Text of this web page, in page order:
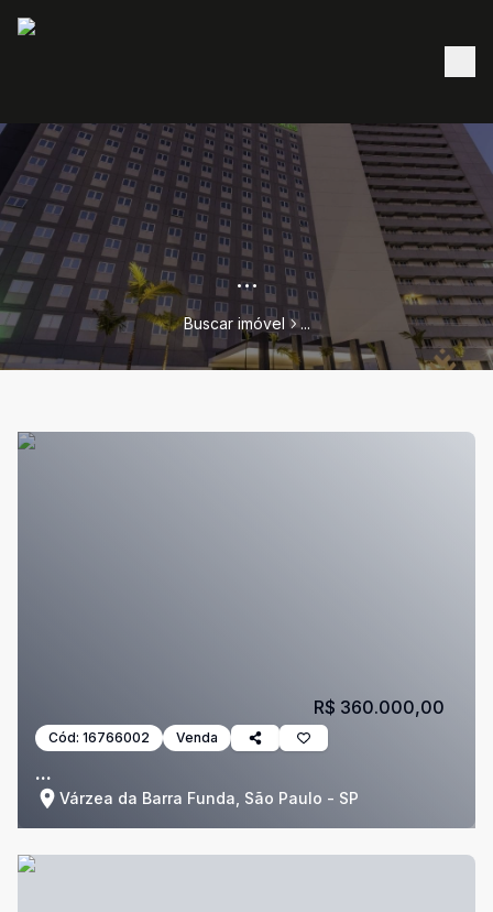
...
Buscar imóvel ...
Cód: 16766002 Venda
...
Várzea da Barra Funda, São Paulo - SP
R$ 360.000,00